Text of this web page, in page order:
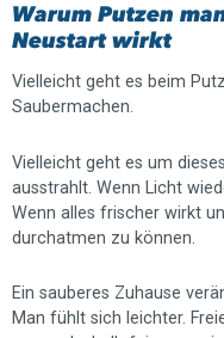
Warum Putzen
Neustart wirkt
Vielleicht geht es beim
Saubermachen.
Vielleicht geht es um
ausstrahlt. Wenn Licht
Wenn alles frischer wirkt
durchatmen zu können.
Ein sauberes Zuhause
Man fühlt sich leichter.